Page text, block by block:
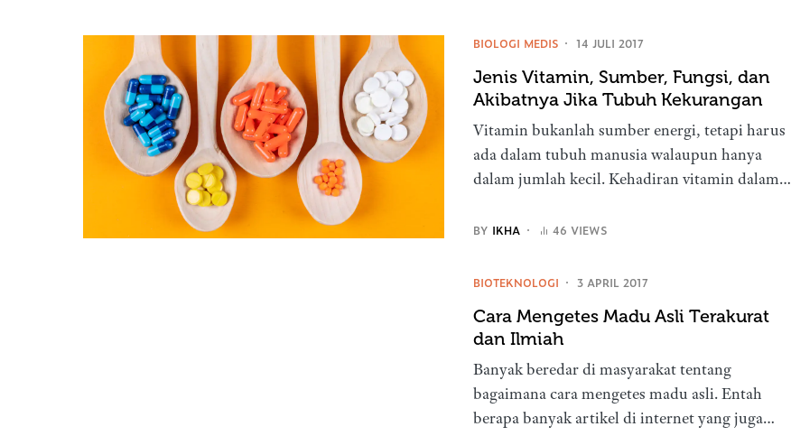
BIOLOGI MEDIS 14 JULI 2017
Jenis Vitamin, Sumber, Fungsi, dan
Akibatnya Jika Tubuh Kekurangan
Vitamin bukanlah sumber energi, tetapi harus
ada dalam tubuh manusia walaupun hanya
dalam jumlah kecil. Kehadiran vitamin dalam…
BY IKHA 46 VIEWS
BIOTEKNOLOGI 3 APRIL 2017
Cara Mengetes Madu Asli Terakurat
dan Ilmiah
Banyak beredar di masyarakat tentang
bagaimana cara mengetes madu asli. Entah
berapa banyak artikel di internet yang juga…